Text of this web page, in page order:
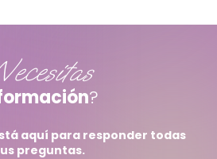
?
aquí para responder todas
preguntas.